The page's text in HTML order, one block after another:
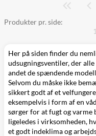
Produkter pr. side:
Her på siden finder du
udsugningsventiler, der
andet de spændende
Selvom du måske ikke
sikkert godt af et
eksempelvis i form af en
sørger for at fugt og varme
ligeledes i virksomheden,
et godt indeklima og